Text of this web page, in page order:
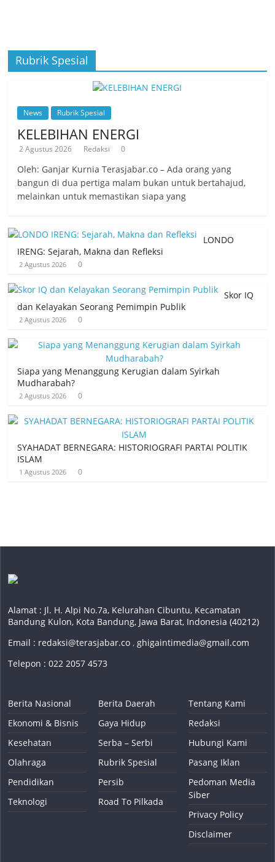
Rubrik Spesial
News Rubrik Spesial
KELEBIHAN ENERGI
2 Agustus 2026 Redaksi 0
Oleh: Ganjar Kurnia Terasjabar.co – Ada orang yang
bangun di dua pertiga malam bukan untuk bertahajud,
melainkan untuk memastikan siapa yang
LONDO
IRENG: Sejarah, Makna dan Refleksi
2 Agustus 2026 0
Skor IQ
dan Kelayakan Seorang Pemimpin Publik
2 Agustus 2026 0
Siapa yang Menanggung Kerugian dalam Syirkah
Mudharabah?
2 Agustus 2026 0
SYAHADAT BERNEGARA: HISTORIOGRAFI PARTAI POLITIK
ISLAM
1 Agustus 2026 0
Alamat : Jl. H. Alpi No.7a, Kelurahan Cibuntu, Kecamatan
Bandung Kulon, Kota Bandung, Jawa Barat, Indonesia (40212)
Email : redaksi@terasjabar.co ,ghigaintimedia@gmail.com
Telepon : 022 2057 4573
Berita Nasional
Ekonomi & Bisnis
Kesehatan
Olahraga
Pendidikan
Teknologi
Berita Daerah
Gaya Hidup
Serba – Serbi
Rubrik Spesial
Persib
Road To Pilkada
Tentang Kami
Redaksi
Hubungi Kami
Pasang Iklan
Pedoman Media
Siber
Privacy Policy
Disclaimer